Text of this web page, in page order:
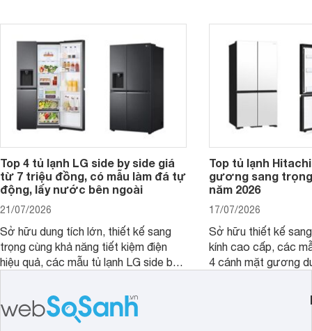
phân khúc khiến
phải cân nhắc.
Top 4 tủ lạnh LG side by side giá
từ 7 triệu đồng, có mẫu làm đá tự
động, lấy nước bên ngoài
21/07/2026
Sở hữu dung tích lớn, thiết kế sang
trọng cùng khả năng tiết kiệm điện
hiệu quả, các mẫu tủ lạnh LG side by
rãi. Dưới đây là một số model LG side
by side có mức giá từ khoảng 7 triệu
Top tủ lạnh
gương sang
năm 2026
17/07/2026
Sở hữu thiết kế
kính cao cấp, các
4 cánh mặt gương
tốt nhu cầu lưu trữ